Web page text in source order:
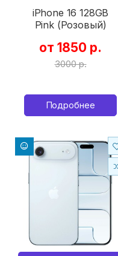
iPhone 16 128GB
Pink (Розовый)
от 1850 р.
3000 р.
Подробнее